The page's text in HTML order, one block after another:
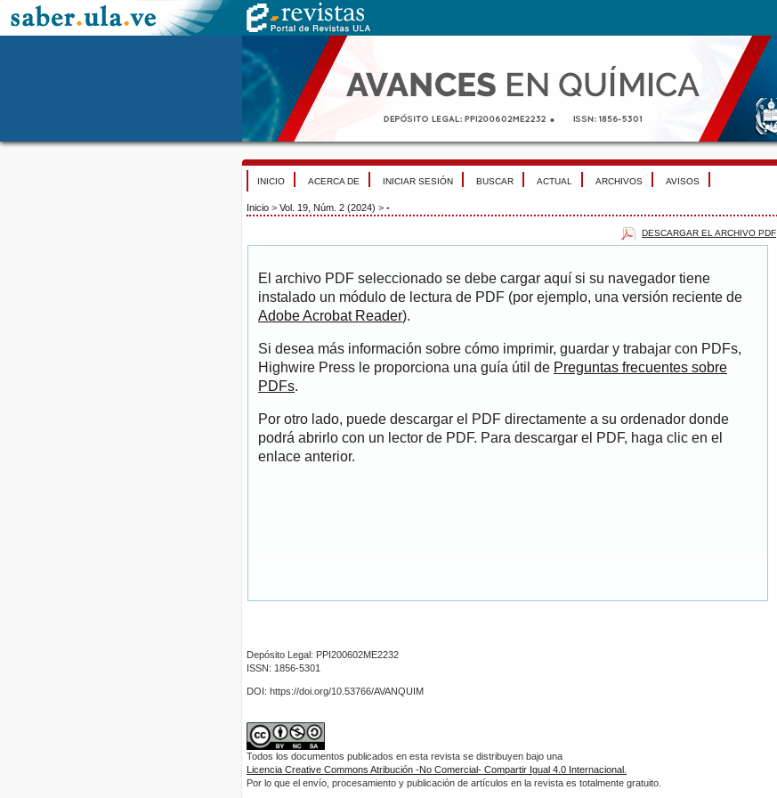
INICIO ACERCA DE INICIAR SESIÓN BUSCAR ACTUAL ARCHIVOS AVISOS
Inicio > Vol. 19, Núm. 2 (2024) > -
DESCARGAR EL ARCHIVO PDF
El archivo PDF seleccionado se debe cargar aquí si su navegador tiene
instalado un módulo de lectura de PDF (por ejemplo, una versión reciente de
Adobe Acrobat Reader).
Si desea más información sobre cómo imprimir, guardar y trabajar con PDFs,
Highwire Press le proporciona una guía útil de Preguntas frecuentes sobre
PDFs.
Por otro lado, puede descargar el PDF directamente a su ordenador donde
podrá abrirlo con un lector de PDF. Para descargar el PDF, haga clic en el
enlace anterior.
Depósito Legal: PPI200602ME2232
ISSN: 1856-5301
DOI: https://doi.org/10.53766/AVANQUIM
Todos los documentos publicados en esta revista se distribuyen bajo una
Licencia Creative Commons Atribución -No Comercial- Compartir Igual 4.0 Internacional.
Por lo que el envío, procesamiento y publicación de artículos en la revista es totalmente gratuito.